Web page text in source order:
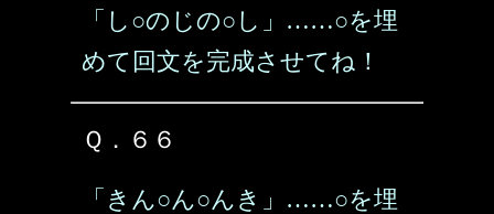
「し○のじの○し」……○を埋
めて回文を完成させてね！
Ｑ．６６
「きん○ん○んき」……○を埋